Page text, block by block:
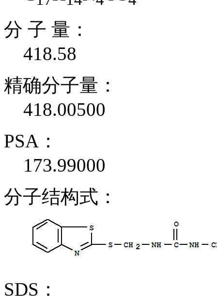
分 子 量：
418.58
精确分子量：
418.00500
PSA：
173.99000
分子结构式：
SDS：